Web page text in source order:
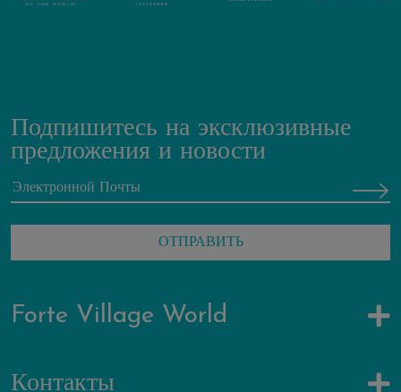
Forte Village World
Контакты
Подпишитесь на эксклюзивные
предложения и новости